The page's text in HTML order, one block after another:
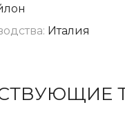
Италия